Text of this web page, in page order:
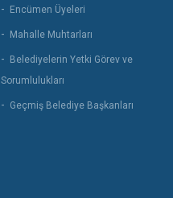
Encümen Üyeleri
Mahalle Muhtarları
Belediyelerin Yetki Görev ve
Sorumlulukları
Geçmiş Belediye Başkanları